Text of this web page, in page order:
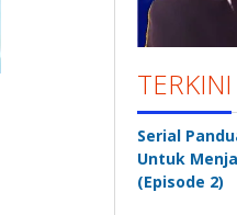
TERKINI
Serial
Untuk
(Episode 2)